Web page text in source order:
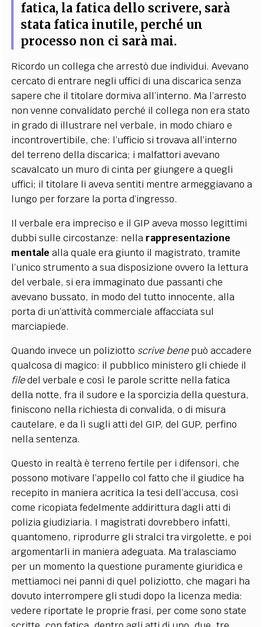
fatica, la fatica dello scrivere, sarà
stata fatica inutile, perché un
processo non ci sarà mai.
Ricordo un collega che arrestò due individui. Avevano
cercato di entrare negli uffici di una discarica senza
sapere che il titolare dormiva all’interno. Ma l’arresto
non venne convalidato perché il collega non era stato
in grado di illustrare nel verbale, in modo chiaro e
incontrovertibile, che: l’ufficio si trovava all’interno
del terreno della discarica; i malfattori avevano
scavalcato un muro di cinta per giungere a quegli
uffici; il titolare li aveva sentiti mentre armeggiavano a
lungo per forzare la porta d’ingresso.
Il verbale era impreciso e il GIP aveva mosso legittimi
dubbi sulle circostanze: nella rappresentazione
mentale alla quale era giunto il magistrato, tramite
l’unico strumento a sua disposizione ovvero la lettura
del verbale, si era immaginato due passanti che
avevano bussato, in modo del tutto innocente, alla
porta di un’attività commerciale affacciata sul
marciapiede.
Quando invece un poliziotto scrive benepuò accadere
qualcosa di magico: il pubblico ministero gli chiede il
filedel verbale e così le parole scritte nella fatica
della notte, fra il sudore e la sporcizia della questura,
finiscono nella richiesta di convalida, o di misura
cautelare, e da lì sugli atti del GIP, del GUP, perfino
nella sentenza.
Questo in realtà è terreno fertile per i difensori, che
possono motivare l’appello col fatto che il giudice ha
recepito in maniera acritica la tesi dell’accusa, così
come ricopiata fedelmente addirittura dagli atti di
polizia giudiziaria. I magistrati dovrebbero infatti,
quantomeno, riprodurre gli stralci tra virgolette, e poi
argomentarli in maniera adeguata. Ma tralasciamo
per un momento la questione puramente giuridica e
mettiamoci nei panni di quel poliziotto, che magari ha
dovuto interrompere gli studi dopo la licenza media:
vedere riportate le proprie frasi, per come sono state